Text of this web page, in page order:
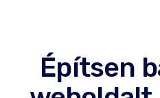
Építsen